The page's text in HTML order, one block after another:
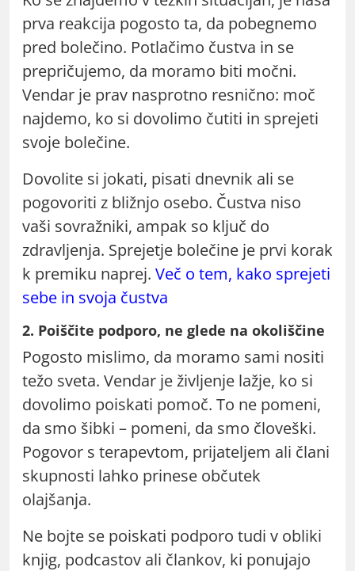
prva reakcija pogosto ta, da pobegnemo
pred bolečino. Potlačimo čustva in se
prepričujemo, da moramo biti močni.
Vendar je prav nasprotno resnično: moč
najdemo, ko si dovolimo čutiti in sprejeti
svoje bolečine.
Dovolite si jokati, pisati dnevnik ali se
pogovoriti z bližnjo osebo. Čustva niso
vaši sovražniki, ampak so ključ do
zdravljenja. Sprejetje bolečine je prvi korak
k premiku naprej. Več o tem, kako sprejeti
sebe in svoja čustva
2. Poiščite podporo, ne glede na okoliščine
Pogosto mislimo, da moramo sami nositi
težo sveta. Vendar je življenje lažje, ko si
dovolimo poiskati pomoč. To ne pomeni,
da smo šibki – pomeni, da smo človeški.
Pogovor s terapevtom, prijateljem ali člani
skupnosti lahko prinese občutek
olajšanja.
Ne bojte se poiskati podporo tudi v obliki
knjig, podcastov ali člankov, ki ponujajo